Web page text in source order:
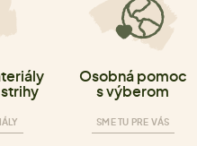
Osobná pomoc
s výberom
SME TU PRE VÁS